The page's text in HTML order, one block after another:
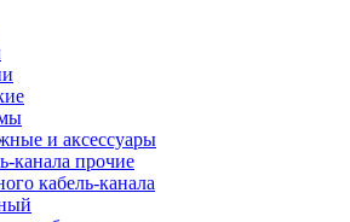
и аксессуары
канала прочие
кабель-канала